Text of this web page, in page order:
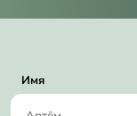
Имя